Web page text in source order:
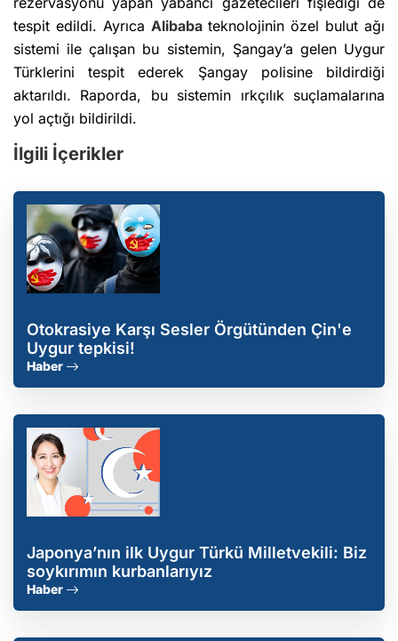
tespit edildi. Ayrıca Alibabateknolojinin özel bulut ağı
sistemi ile çalışan bu sistemin, Şangay’a gelen Uygur
Türklerini tespit ederek Şangay polisine bildirdiği
aktarıldı. Raporda, bu sistemin ırkçılık suçlamalarına
yol açtığı bildirildi.
İlgili İçerikler
Otokrasiye Karşı Sesler Örgütünden Çin'e
Uygur tepkisi!
Haber
Japonya’nın ilk Uygur Türkü Milletvekili: Biz
soykırımın kurbanlarıyız
Haber